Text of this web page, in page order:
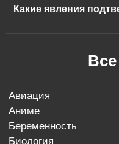
Какие явления
авиация
аниме
беременность
биология